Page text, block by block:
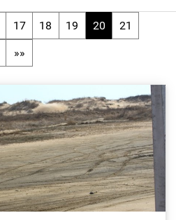
17 18 19 20 21
»»